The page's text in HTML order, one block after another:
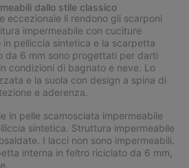
section
dallo stile classico
eccezionale li rendono gli scarponi
impermeabile con cuciture
in pelliccia sintetica e la scarpetta
da 6 mm sono progettati per darti
condizioni di bagnato e neve. Lo
e la suola con design a spina di
e aderenza.
in pelle scamosciata impermeabile
sintetica. Struttura impermeabile
I lacci non sono impermeabili.
interna in feltro riciclato da 6 mm,